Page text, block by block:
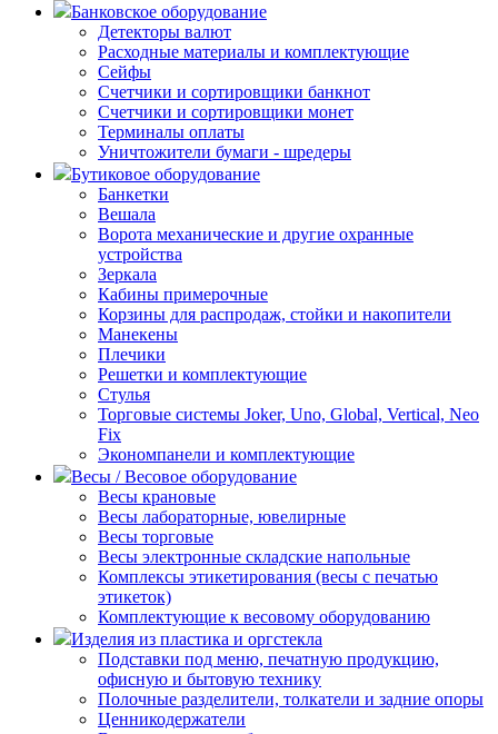
Банковское оборудование
Детекторы валют
Расходные материалы и комплектующие
Сейфы
Счетчики и сортировщики банкнот
Счетчики и сортировщики монет
Терминалы оплаты
Уничтожители бумаги - шредеры
Бутиковое оборудование
Банкетки
Вешала
Ворота механические и другие охранные
устройства
Зеркала
Кабины примерочные
Корзины для распродаж, стойки и накопители
Манекены
Плечики
Решетки и комплектующие
Стулья
Торговые системы Joker, Uno, Global, Vertical, Neo
Fix
Экономпанели и комплектующие
Весы / Весовое оборудование
Весы крановые
Весы лабораторные, ювелирные
Весы торговые
Весы электронные складские напольные
Комплексы этикетирования (весы с печатью
этикеток)
Комплектующие к весовому оборудованию
Изделия из пластика и оргстекла
Подставки под меню, печатную продукцию,
офисную и бытовую технику
Полочные разделители, толкатели и задние опоры
Ценникодержатели